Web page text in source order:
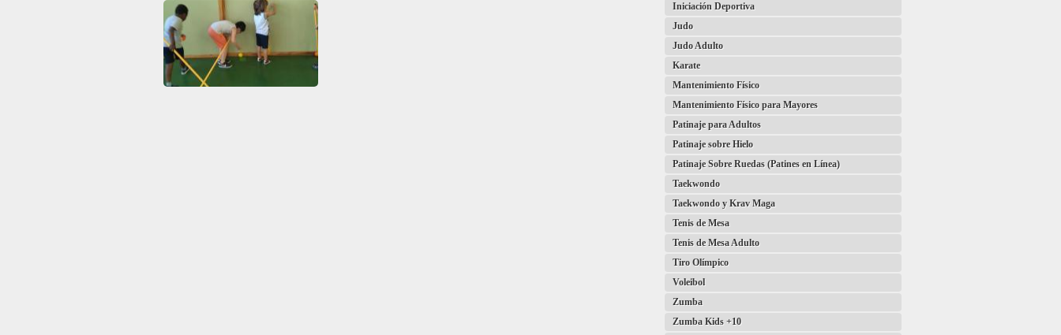
Iniciación Deportiva
Judo
Judo Adulto
Karate
Mantenimiento Físico
Mantenimiento Físico para Mayores
Patinaje para Adultos
Patinaje sobre Hielo
Patinaje Sobre Ruedas (Patines en Línea)
Taekwondo
Taekwondo y Krav Maga
Tenis de Mesa
Tenis de Mesa Adulto
Tiro Olímpico
Voleibol
Zumba
Zumba Kids +10